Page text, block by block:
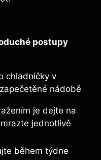
postupy
chladničky v
nádobě
je dejte na
jednotlivě
během týdne